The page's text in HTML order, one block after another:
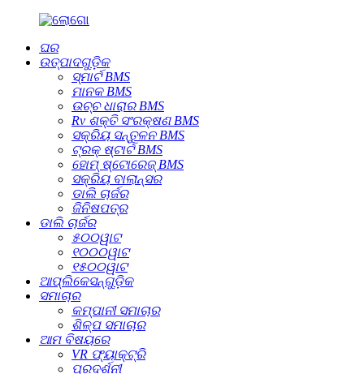
ଘର
ଉତ୍ପାଦଗୁଡ଼ିକ
ସ୍ମାର୍ଟ BMS
ମାନକ BMS
ଉଚ୍ଚ ଧାରାର BMS
Rv ଶକ୍ତି ସଂରକ୍ଷଣ BMS
ସକ୍ରିୟ ସନ୍ତୁଳନ BMS
ଟ୍ରକ୍ ଷ୍ଟାର୍ଟ BMS
ହୋମ୍ ଷ୍ଟୋରେଜ୍ BMS
ସକ୍ରିୟ ବାଲାନ୍ସର
ଡାଲି ଚାର୍ଜର
ଜିନିଷପତ୍ର
ଡାଲି ଚାର୍ଜର
୫୦୦ୱାଟ
୧୦୦୦ୱାଟ
୧୫୦୦ୱାଟ
ଆପ୍ଲିକେସନ୍‌ଗୁଡ଼ିକ
ସମାଚାର
କମ୍ପାନୀ ସମାଚାର
ଶିଳ୍ପ ସମାଚାର
ଆମ ବିଷୟରେ
VR ଫ୍ୟାକ୍ଟ୍ରି
ପ୍ରଦର୍ଶନୀ